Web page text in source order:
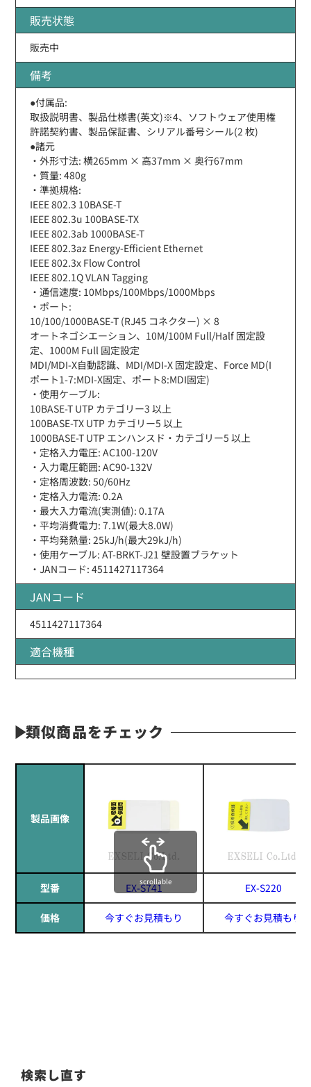
販売状態
販売中
備考
●付属品:
取扱説明書、製品仕様書(英文)※4、ソフトウェア使用権
許諾契約書、製品保証書、シリアル番号シール(2 枚)
●諸元
・外形寸法: 横265mm × 高37mm × 奥行67mm
・質量: 480g
・準拠規格:
IEEE 802.3 10BASE-T
IEEE 802.3u 100BASE-TX
IEEE 802.3ab 1000BASE-T
IEEE 802.3az Energy-Efficient Ethernet
IEEE 802.3x Flow Control
IEEE 802.1Q VLAN Tagging
・通信速度: 10Mbps/100Mbps/1000Mbps
・ポート:
10/100/1000BASE-T (RJ45 コネクター) × 8
オートネゴシエーション、10M/100M Full/Half 固定設
定、1000M Full 固定設定
MDI/MDI-X自動認識、MDI/MDI-X 固定設定、Force MD(I
ポート1-7:MDI-X固定、ポート8:MDI固定)
・使用ケーブル:
10BASE-T UTP カテゴリー3 以上
100BASE-TX UTP カテゴリー5 以上
1000BASE-T UTP エンハンスド・カテゴリー5 以上
・定格入力電圧: AC100-120V
・入力電圧範囲: AC90-132V
・定格周波数: 50/60Hz
・定格入力電流: 0.2A
・最大入力電流(実測値): 0.17A
・平均消費電力: 7.1W(最大8.0W)
・平均発熱量: 25kJ/h(最大29kJ/h)
・使用ケーブル: AT-BRKT-J21 壁設置ブラケット
・JANコード: 4511427117364
JANコード
4511427117364
適合機種
類似商品をチェック
製品画像
型番 EX-S741 EX-S220
価格 今すぐお見積もり 今すぐお見積もり
scrollable
検索し直す